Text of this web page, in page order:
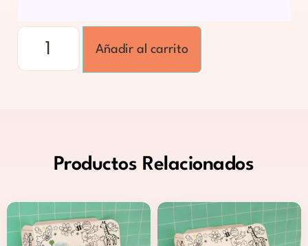
Añadir al carrito
Productos Relacionados